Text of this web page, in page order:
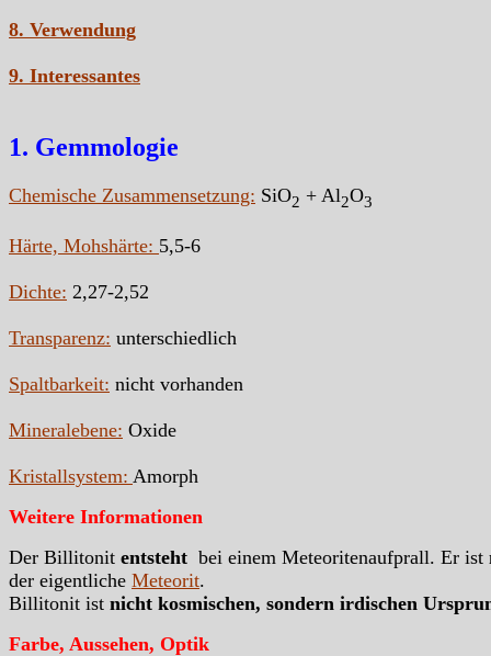
8. Verwendung
9. Interessantes
1. Gemmologie
Chemische Zusammensetzung: SiO2 + Al2O3
Härte, Mohshärte: 5,5-6
Dichte: 2,27-2,52
Transparenz: unterschiedlich
Spaltbarkeit: nicht vorhanden
Mineralebene: Oxide
Kristallsystem: Amorph
Weitere Informationen
Der Billitonit entsteht bei einem Meteoritenaufprall. Er ist
der eigentliche Meteorit.
Billitonit ist nicht kosmischen, sondern irdischen
Farbe, Aussehen, Optik